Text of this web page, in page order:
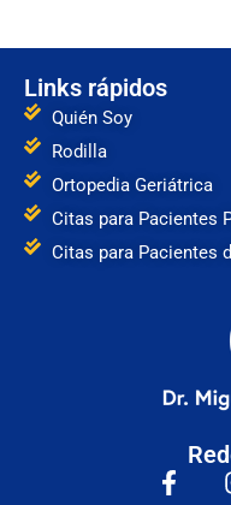
Links rápidos
Quién Soy
Rodilla
Ortopedia Geriátrica
Citas para Pacientes
Citas para Pacientes
F